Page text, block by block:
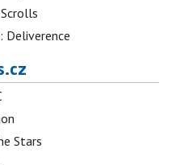
Deliverence
Stars